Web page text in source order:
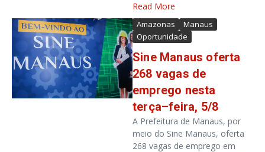
Read More
Amazonas
Manaus
Oportunidade
Sine Manaus oferta
268 vagas de
emprego nesta
terça–feira, 5/8
A Prefeitura de Manaus, por
meio do Sine Manaus, oferta
268 vagas de emprego em